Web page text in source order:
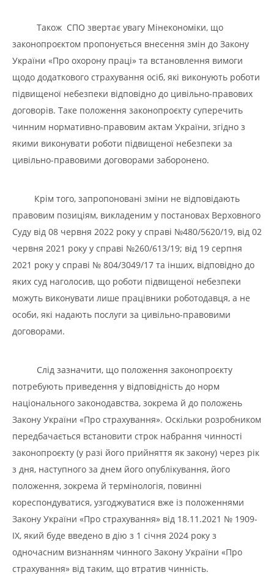
Також СПО звертає увагу Мінекономіки, що
законопроєктом пропонується внесення змін до Закону
України «Про охорону праці» та встановлення вимоги
щодо додаткового страхування осіб, які виконують роботи
підвищеної небезпеки відповідно до цивільно-правових
договорів. Таке положення законопроєкту суперечить
чинним нормативно-правовим актам України, згідно з
якими виконувати роботи підвищеної небезпеки за
цивільно-правовими договорами заборонено.
Крім того, запропоновані зміни не відповідають
правовим позиціям, викладеним у постановах Верховного
Суду від 08 червня 2022 року у справі №480/5620/19, від 02
червня 2021 року у справі №260/613/19; від 19 серпня
2021 року у справі № 804/3049/17 та інших, відповідно до
яких суд наголосив, що роботи підвищеної небезпеки
можуть виконувати лише працівники роботодавця, а не
особи, які надають послуги за цивільно-правовими
договорами.
Слід зазначити, що положення законопроєкту
потребують приведення у відповідність до норм
національного законодавства, зокрема й до положень
Закону України «Про страхування». Оскільки розробником
передбачається встановити строк набрання чинності
законопроєкту (у разі його прийняття як закону) через рік
з дня, наступного за днем його опублікування, його
положення, зокрема й термінологія, повинні
кореспондуватися, узгоджуватися вже із положеннями
Закону України «Про страхування» від 18.11.2021 № 1909-
IX, який буде введено в дію з 1 січня 2024 року з
одночасним визнанням чинного Закону України «Про
страхування» від таким, що втратив чинність.